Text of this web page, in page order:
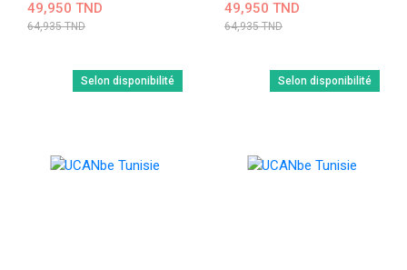
Dorée
49,950 TND
64,935 TND
Claire
49,950 TND
64,935 TND
Selon disponibilité Selon disponibilité